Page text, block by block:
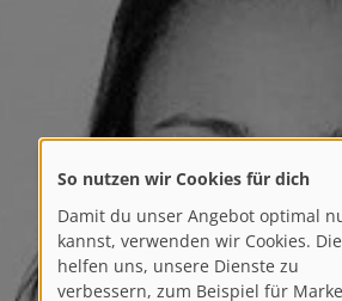
Damit du unser Angebot optimal
kannst, verwenden wir Cookies. Die
helfen uns, unsere Dienste zu
verbessern, zum Beispiel für
Analysen und Besucher-Statistiken.